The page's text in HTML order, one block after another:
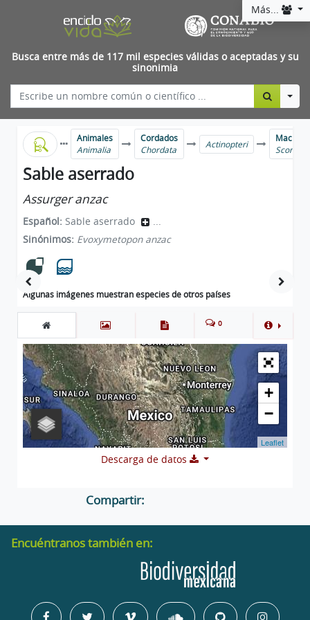
Más...
Busca entre más de 117 mil especies válidas o aceptadas y su
sinonimia
Animales
Animalia
Cordados
Chordata
Actinopteri
Sable aserrado
Assurger anzac
Español: Sable aserrado
...
Sinónimos: Evoxymetopon anzac
Algunas imágenes muestran especies de otros países
0
+
−
Leaflet
Descarga de datos
Compartir:
Encuéntranos también en: